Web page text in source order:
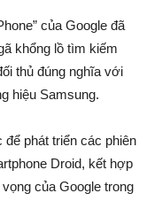
của Google đã
khổng lồ tìm kiếm
thủ đúng nghĩa với
hiệu Samsung.
phát triển các phiên
Droid, kết hợp
của Google trong